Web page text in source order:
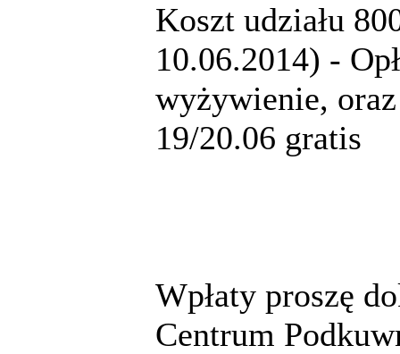
Koszt udziału
10.06.2014) -
wyżywienie,
19/20.06 gratis
Wpłaty proszę
Centrum